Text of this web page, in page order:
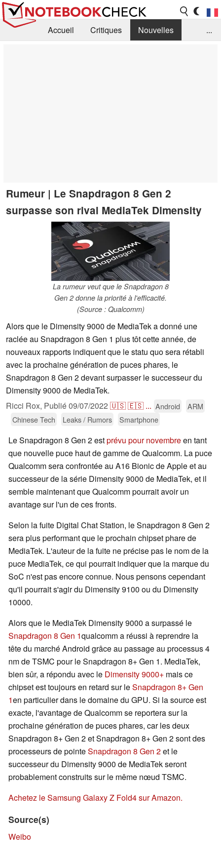
Accueil Critiques
Nouvelles
...
Rumeur | Le Snapdragon 8 Gen 2
surpasse son rival MediaTek Dimensity
La rumeur veut que le Snapdragon 8
Gen 2 donne la priorité à l'efficacité.
(Source : Qualcomm)
Alors que le Dimensity 9000 de MediaTek a donné une
raclée au Snapdragon 8 Gen 1 plus tôt cette année, de
nouveaux rapports indiquent que le statu quo sera rétabli
avec la prochaine génération de puces phares, le
Snapdragon 8 Gen 2 devant surpasser le successeur du
Dimensity 9000 de MediaTek.
Ricci Rox, Publié09/07/2022 🇺🇸🇪🇸 ... Android
ARM
Chinese Tech
Leaks / Rumors Smartphone
Le Snapdragon 8 Gen 2 estprévu pour novembreen tant
que nouvelle puce haut de gamme de Qualcomm. La puce
Qualcomm sera confrontée au A16 Bionic de Apple et au
successeur de la série Dimensity 9000 de MediaTek, et il
semble maintenant que Qualcomm pourrait avoir un
avantage sur l'un de ces fronts.
Selon la fuite Digital Chat Station, le Snapdragon 8 Gen 2
sera plus performant que le prochain chipset phare de
MediaTek. L'auteur de la fuite ne précise pas le nom de la
puce MediaTek, ce qui pourrait indiquer que la marque du
SoC n'est pas encore connue. Nous pensons cependant
qu'il pourrait s'agir du Dimensity 9100 ou du Dimensity
10000.
Alors que le MediaTek Dimensity 9000 a surpassé le
Snapdragon 8 Gen 1qualcomm a réussi à reprendre la
tête du marché Android grâce au passage au processus 4
nm de TSMC pour le Snapdragon 8+ Gen 1. MediaTek,
bien sûr, a répondu avec le Dimensity 9000+ mais ce
chipset est toujours en retard sur leSnapdragon 8+ Gen
1en particulier dans le domaine du GPU. Si la source est
exacte, l'avantage de Qualcomm se reportera sur la
prochaine génération de puces phares, car les deux
Snapdragon 8+ Gen 2 et Snapdragon 8+ Gen 2 sont des
processeurs de pointeSnapdragon 8 Gen 2et le
successeur du Dimensity 9000 de MediaTek seront
probablement construits sur le même nœud TSMC.
Achetez le Samsung Galaxy Z Fold4 sur Amazon.
Source(s)
Weibo